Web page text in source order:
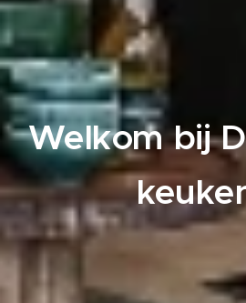
Welkom bij